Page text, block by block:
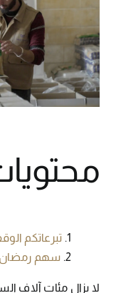
تبرعاتكم
سهم رمضان
لا يزال مئات آلاف